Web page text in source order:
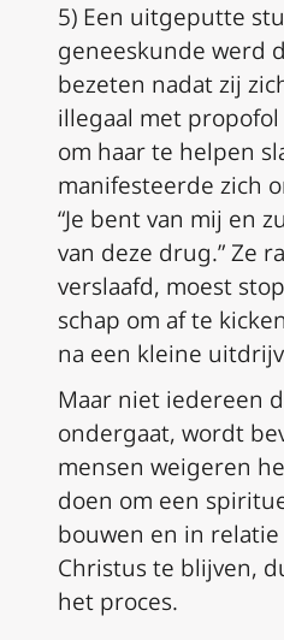
5) Een uitgeputte
geneeskunde werd
bezeten nadat zij
illegaal met
om haar te helpen
manifesteerde zich
“Je bent van mij en
van deze drug.” Ze
verslaafd, moest
schap om af te
na een kleine
Maar niet iedereen
ondergaat, wordt
mensen weigeren
doen om een
bouwen en in relatie
Christus te blijven,
het proces.